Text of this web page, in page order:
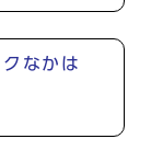
なかは